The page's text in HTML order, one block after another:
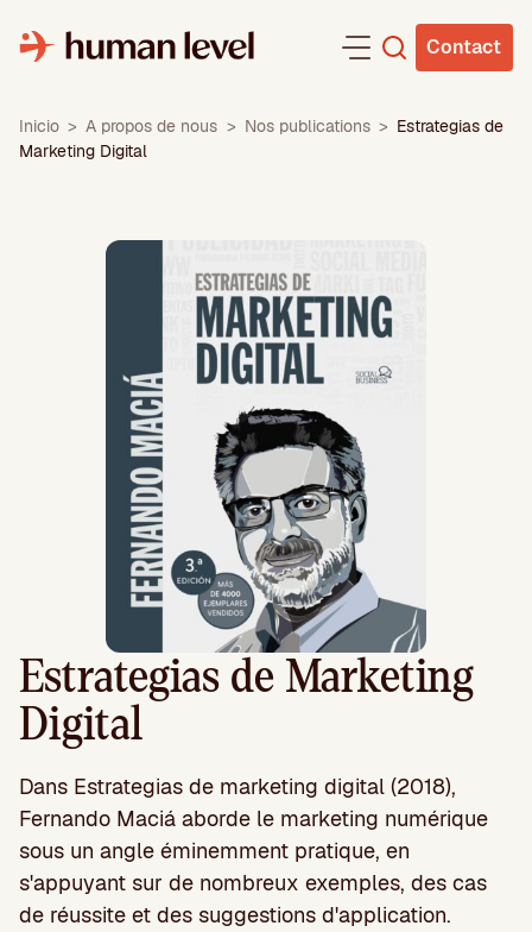
au
contenu
Contact
Inicio > A propos de nous > Nos publications > Estrategias de
Marketing Digital
Estrategias de Marketing
Digital
Dans Estrategias de marketing digital (2018),
Fernando Maciá aborde le marketing numérique
sous un angle éminemment pratique, en
s'appuyant sur de nombreux exemples, des cas
de réussite et des suggestions d'application.